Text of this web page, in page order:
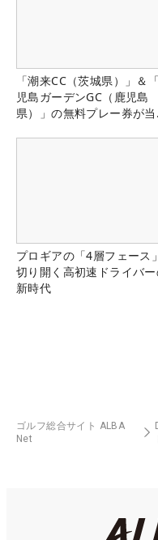
「潮来CC（茨城県）」＆
児島ガーデンGC（鹿児島
県）」の無料プレー券が当
プロギアの「4層フェース
切り開く高初速ドライバ
新時代
ゴルフ総合サイト ALBA
Net